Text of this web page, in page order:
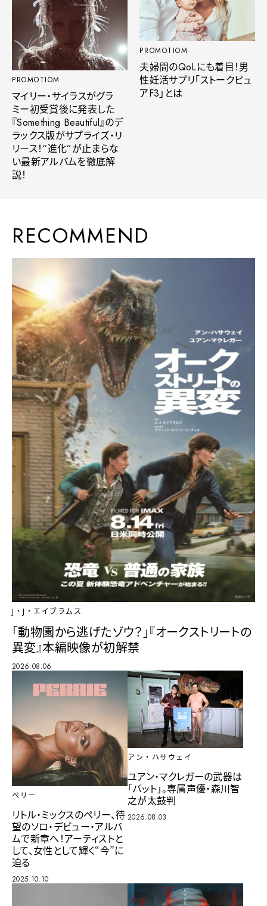
PROMOTIOM
マイリー・サイラスがグラ
ミー初受賞後に発表した
『Something Beautiful』のデ
ラックス版がサプライズ・リ
リース！“進化”が止まらな
い最新アルバムを徹底解
説！
PROMOTIOM
夫婦間のQoLにも着目！男
性妊活サプリ「ストークピュ
アF3」とは
RECOMMEND
J・J・エイブラムス
「動物園から逃げたゾウ？」『オークストリートの
異変』本編映像が初解禁
2026.08.06
ペリー
リトル・ミックスのペリー、待
望のソロ・デビュー・アルバ
ムで新章へ！アーティストと
して、女性として輝く“今”に
迫る
2025.10.10
アン・ハサウェイ
ユアン・マクレガーの武器は
「バット」。専属声優・森川智
之が太鼓判
2026.08.03